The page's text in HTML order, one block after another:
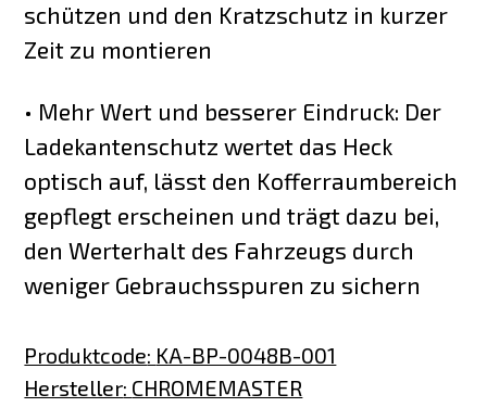
schützen und den Kratzschutz in kurzer
Zeit zu montieren
• Mehr Wert und besserer Eindruck: Der
Ladekantenschutz wertet das Heck
optisch auf, lässt den Kofferraumbereich
gepflegt erscheinen und trägt dazu bei,
den Werterhalt des Fahrzeugs durch
weniger Gebrauchsspuren zu sichern
Produktcode: KA-BP-0048B-001
Hersteller: CHROMEMASTER